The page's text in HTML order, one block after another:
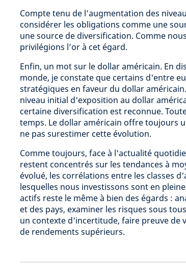
Compte tenu de l’augmentation des
considérer les obligations comme une
une source de diversification. Comme
privilégions l’or à cet égard.
Enfin, un mot sur le dollar américain. En
monde, je constate que certains d'entre
stratégiques en faveur du dollar
niveau initial d'exposition au dollar
certaine diversification est reconnue.
temps. Le dollar américain offre toujours
ne pas surestimer cette évolution.
Comme toujours, face à l'actualité
restent concentrés sur les tendances à
évolué, les corrélations entre les classes
lesquelles nous investissons sont en
actifs reste le même à bien des égards :
et des pays, examiner les risques sous
un contexte d'incertitude, faire preuve de
de rendements supérieurs.